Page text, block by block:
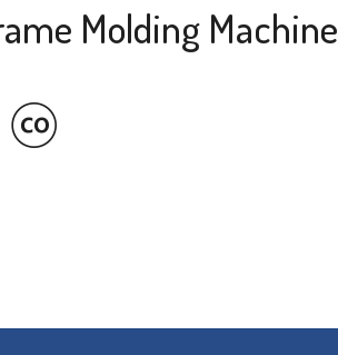
Molding Machine